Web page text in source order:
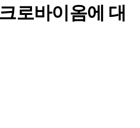
로바이옴에 대